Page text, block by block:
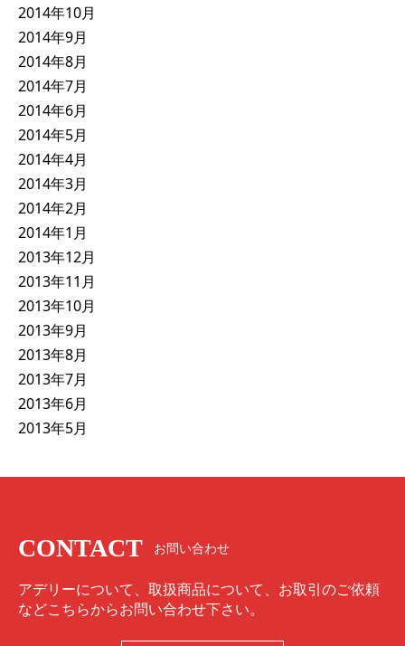
2014年10月
2014年9月
2014年8月
2014年7月
2014年6月
2014年5月
2014年4月
2014年3月
2014年2月
2014年1月
2013年12月
2013年11月
2013年10月
2013年9月
2013年8月
2013年7月
2013年6月
2013年5月
CONTACT お問い合わせ
アデリーについて、取扱商品について、お取引のご依頼
などこちらからお問い合わせ下さい。